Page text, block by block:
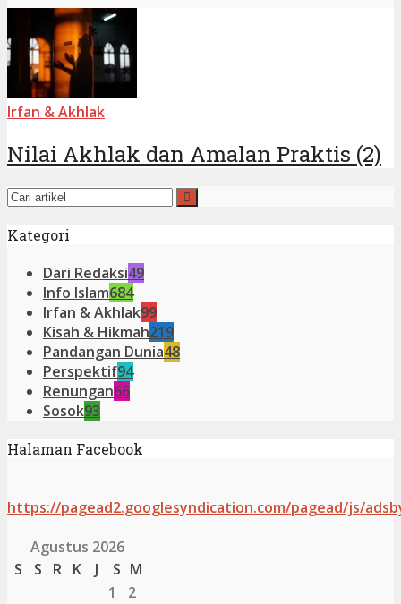
Irfan & Akhlak
Nilai Akhlak dan Amalan Praktis (2)
Kategori
Dari Redaksi49
Info Islam684
Irfan & Akhlak99
Kisah & Hikmah219
Pandangan Dunia48
Perspektif94
Renungan66
Sosok93
Halaman Facebook
https://pagead2.googlesyndication.com/pagead/js/
Agustus 2026
S
S R K J S M
1
2